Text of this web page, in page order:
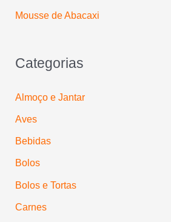
Mousse de Abacaxi
Categorias
Almoço e Jantar
Aves
Bebidas
Bolos
Bolos e Tortas
Carnes